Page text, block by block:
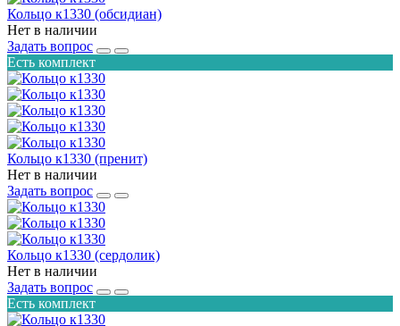
Кольцо к1330 (обсидиан)
Нет в наличии
Задать вопрос
Есть комплект
Кольцо к1330 (пренит)
Нет в наличии
Задать вопрос
Кольцо к1330 (сердолик)
Нет в наличии
Задать вопрос
Есть комплект